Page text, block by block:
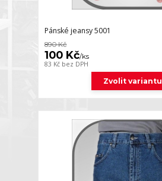
Pánské jeansy 5001
890 Kč
100 Kč/ks
83 Kč bez DPH
Zvolit variantu